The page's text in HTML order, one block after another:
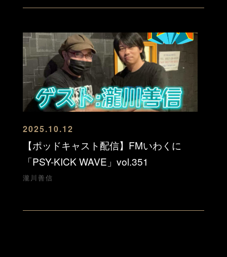
2025.10.12
【ポッドキャスト配信】FMいわくに
「PSY-KICK WAVE」vol.351
瀧川善信